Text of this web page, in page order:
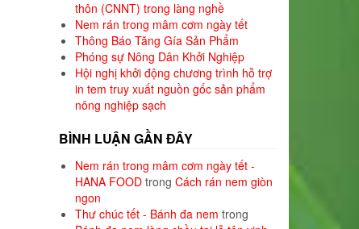
thôn (CNNT) trong làng nghề
Nem rán trong mâm cơm ngày tết
Thông Báo Tăng Gía Sản Phẩm
Phóng sự Nông Dân Khởi Nghiệp
Hội nghị khởi động chương trình hỗ trợ
in tem truy xuất nguồn gốc sản phẩm
nông nghiệp sạch
BÌNH LUẬN GẦN ĐÂY
Nem rán trong mâm cơm ngày tết -
HANA FOOD trong Cách rán nem giòn
ngon
Thư chúc tết - Bánh đa nem trong